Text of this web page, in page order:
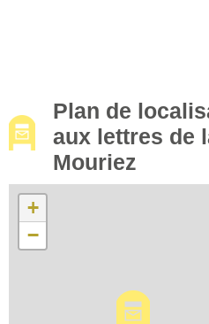
Plan de
aux lettres de
Mouriez
+
−